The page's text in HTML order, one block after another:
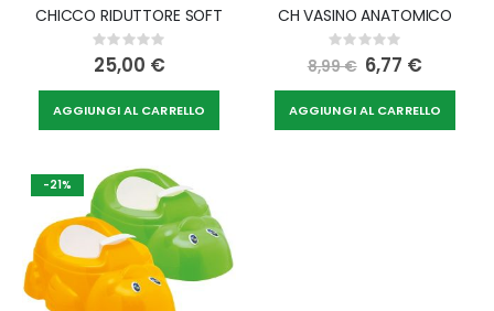
CHICCO RIDUTTORE SOFT
Rating:
0%
25,00 €
AGGIUNGI AL CARRELLO
CH VASINO ANATOMICO
Rating:
0%
8,99 € Special
Price
6,77 €
AGGIUNGI AL CARRELLO
-21%